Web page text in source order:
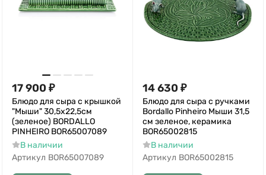
17 900 ₽
Блюдо для сыра с крышкой
"Мыши" 30,5х22,5см
(зеленое) BORDALLO
PINHEIRO BOR65007089
В наличии
Артикул BOR65007089
14 630 ₽
Блюдо для сыра с ручками
Bordallo Pinheiro Мыши 31,5
см зеленое, керамика
BOR65002815
В наличии
Артикул BOR65002815